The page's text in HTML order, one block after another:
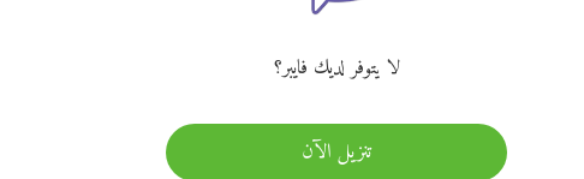
لا يتوفر لديك فايبر؟
تنزيل الآن